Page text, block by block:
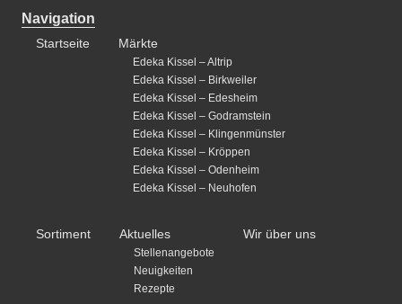
Navigation
Startseite Märkte
Edeka Kissel – Altrip
Edeka Kissel – Birkweiler
Edeka Kissel – Edesheim
Edeka Kissel – Godramstein
Edeka Kissel – Klingenmünster
Edeka Kissel – Kröppen
Edeka Kissel – Odenheim
Edeka Kissel – Neuhofen
Sortiment Aktuelles
Stellenangebote
Neuigkeiten
Rezepte
Wir über uns